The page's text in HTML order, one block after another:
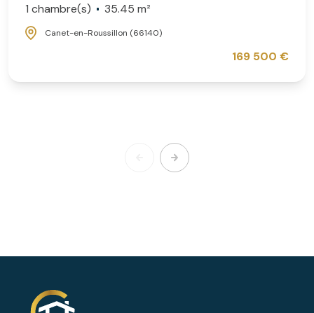
1 chambre(s)
35.45 m²
Canet-en-Roussillon (66140)
169 500 €